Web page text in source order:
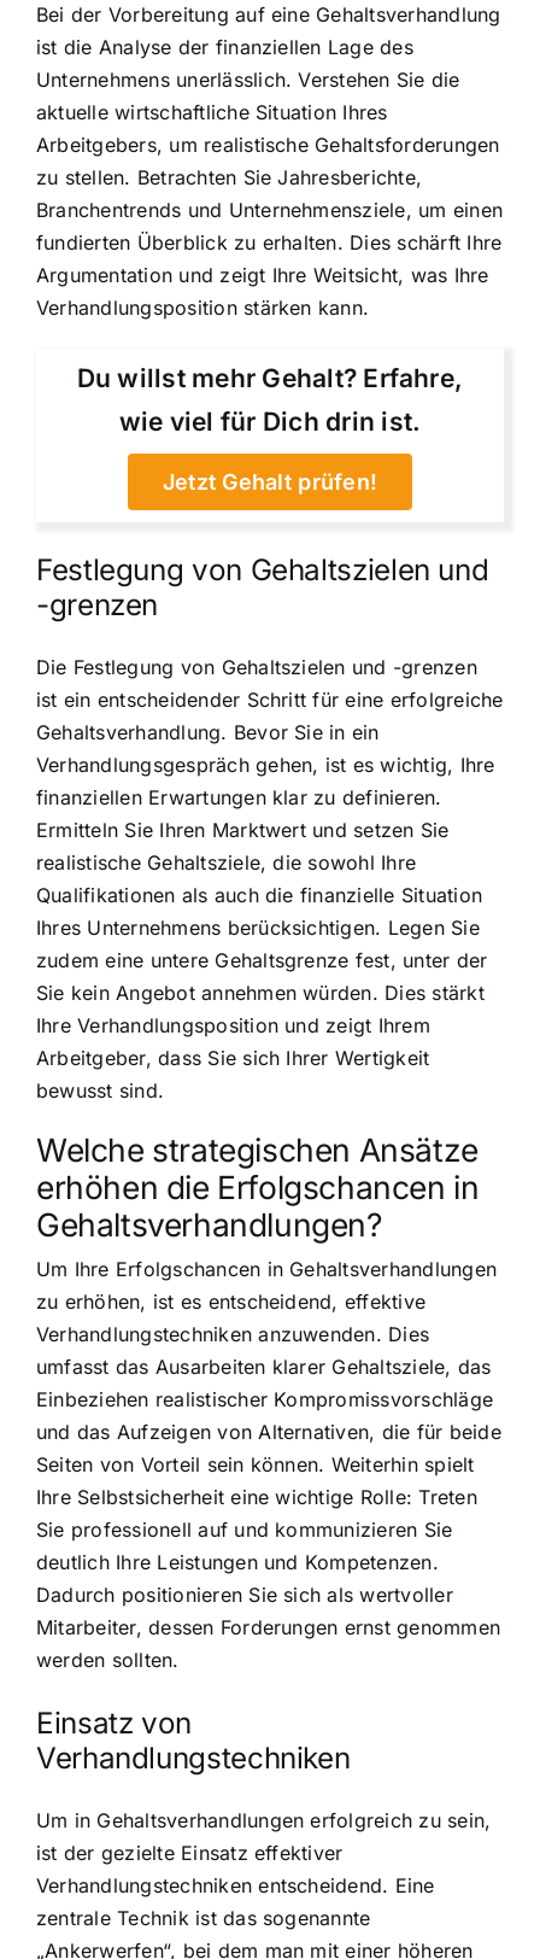
Bei der Vorbereitung auf eine Gehaltsverhandlung
ist die Analyse der finanziellen Lage des
Unternehmens unerlässlich. Verstehen Sie die
aktuelle wirtschaftliche Situation Ihres
Arbeitgebers, um realistische Gehaltsforderungen
zu stellen. Betrachten Sie Jahresberichte,
Branchentrends und Unternehmensziele, um einen
fundierten Überblick zu erhalten. Dies schärft Ihre
Argumentation und zeigt Ihre Weitsicht, was Ihre
Verhandlungsposition stärken kann.
Du willst mehr Gehalt? Erfahre,
wie viel für Dich drin ist.
Jetzt Gehalt prüfen!
Festlegung von Gehaltszielen und
-grenzen
Die Festlegung von Gehaltszielen und -grenzen
ist ein entscheidender Schritt für eine erfolgreiche
Gehaltsverhandlung. Bevor Sie in ein
Verhandlungsgespräch gehen, ist es wichtig, Ihre
finanziellen Erwartungen klar zu definieren.
Ermitteln Sie Ihren Marktwert und setzen Sie
realistische Gehaltsziele, die sowohl Ihre
Qualifikationen als auch die finanzielle Situation
Ihres Unternehmens berücksichtigen. Legen Sie
zudem eine untere Gehaltsgrenze fest, unter der
Sie kein Angebot annehmen würden. Dies stärkt
Ihre Verhandlungsposition und zeigt Ihrem
Arbeitgeber, dass Sie sich Ihrer Wertigkeit
bewusst sind.
Welche strategischen Ansätze
erhöhen die Erfolgschancen in
Gehaltsverhandlungen?
Um Ihre Erfolgschancen in Gehaltsverhandlungen
zu erhöhen, ist es entscheidend, effektive
Verhandlungstechniken anzuwenden. Dies
umfasst das Ausarbeiten klarer Gehaltsziele, das
Einbeziehen realistischer Kompromissvorschläge
und das Aufzeigen von Alternativen, die für beide
Seiten von Vorteil sein können. Weiterhin spielt
Ihre Selbstsicherheit eine wichtige Rolle: Treten
Sie professionell auf und kommunizieren Sie
deutlich Ihre Leistungen und Kompetenzen.
Dadurch positionieren Sie sich als wertvoller
Mitarbeiter, dessen Forderungen ernst genommen
werden sollten.
Einsatz von
Verhandlungstechniken
Um in Gehaltsverhandlungen erfolgreich zu sein,
ist der gezielte Einsatz effektiver
Verhandlungstechniken entscheidend. Eine
zentrale Technik ist das sogenannte
„Ankerwerfen“, bei dem man mit einer höheren